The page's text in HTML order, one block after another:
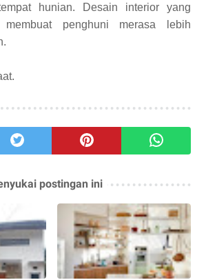
hunian. Desain interior yang
penghuni merasa lebih
postingan ini